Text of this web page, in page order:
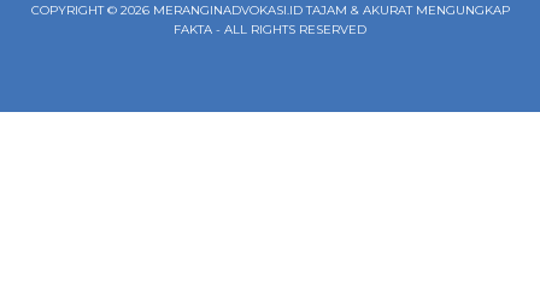
COPYRIGHT © 2026 MERANGINADVOKASI.ID TAJAM & AKURAT MENGUNGKAP
FAKTA - ALL RIGHTS RESERVED